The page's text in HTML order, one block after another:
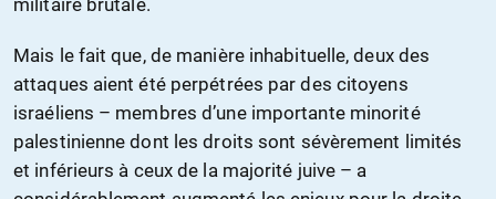
militaire brutale.
Mais le fait que, de manière inhabituelle, deux des
attaques aient été perpétrées par des citoyens
israéliens – membres d’une importante minorité
palestinienne dont les droits sont sévèrement limités
et inférieurs à ceux de la majorité juive – a